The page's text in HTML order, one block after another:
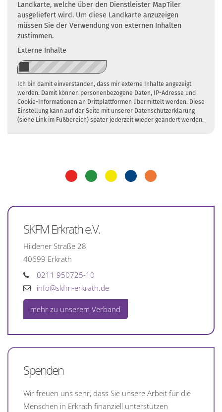
Landkarte, welche über den Dienstleister MapTiler
ausgeliefert wird. Um diese Landkarte anzuzeigen
müssen Sie der Verwendung von externen Inhalten
zustimmen.
Externe Inhalte
Ich bin damit einverstanden, dass mir externe Inhalte angezeigt
werden. Damit können personenbezogene Daten, IP-Adresse und
Cookie-Informationen an Drittplattformen übermittelt werden. Diese
Einstellung kann auf der Seite mit unserer Datenschutzerklärung
(siehe Link im Fußbereich) später jederzeit wieder geändert werden.
SKFM Erkrath e.V.
Hildener Straße 28
40699 Erkrath
0211 950725-10
info@skfm-erkrath.de
mehr zu unserem Verband
Spenden
Wir freuen uns sehr, dass Sie unsere Arbeit für die
Menschen in Erkrath finanziell unterstützen